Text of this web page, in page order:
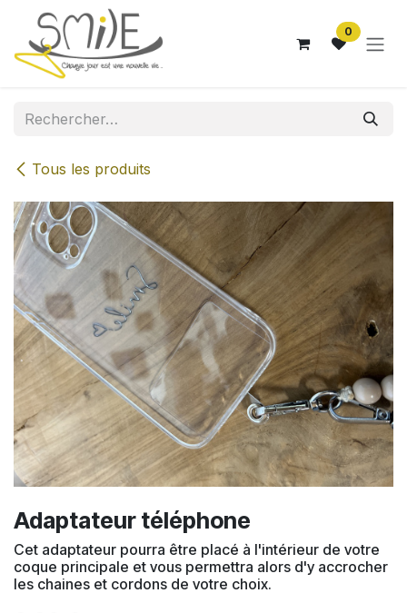
Se rendre au contenu
0
Tous les produits
Adaptateur téléphone
Cet adaptateur pourra être placé à l'intérieur de votre
coque principale et vous permettra alors d'y accrocher
les chaines et cordons de votre choix.